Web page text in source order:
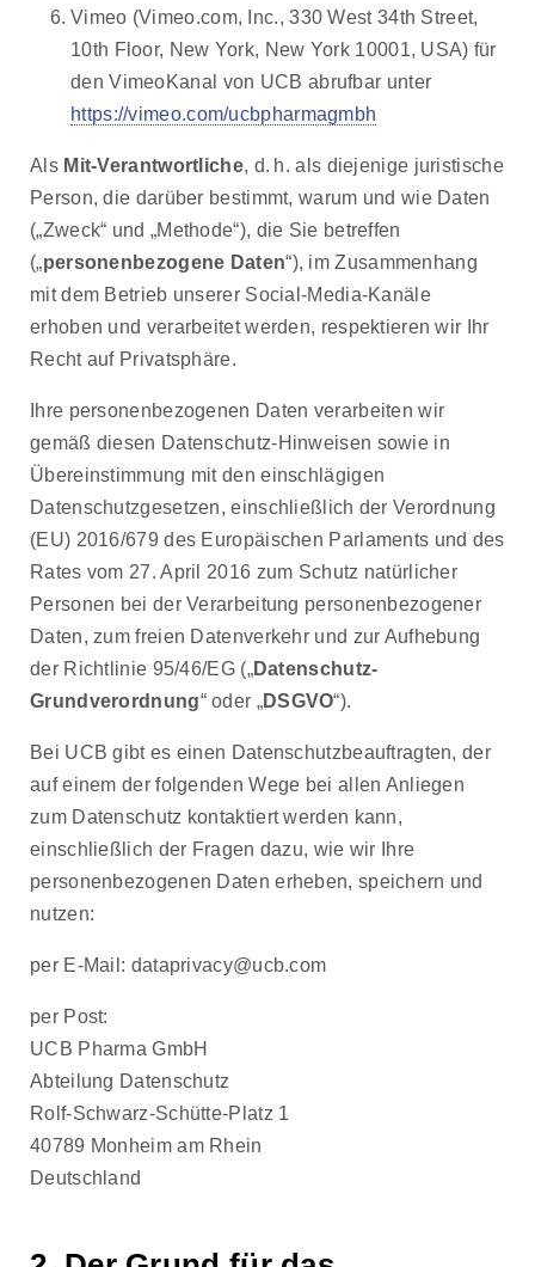
Vimeo (Vimeo.com, Inc., 330 West 34th Street,
10th Floor, New York, New York 10001, USA) für
den VimeoKanal von UCB abrufbar unter
https://vimeo.com/ucbpharmagmbh
Als Mit-Verantwortliche, d. h. als diejenige juristische
Person, die darüber bestimmt, warum und wie Daten
(„Zweck“ und „Methode“), die Sie betreffen
(„personenbezogene Daten“), im Zusammenhang
mit dem Betrieb unserer Social-Media-Kanäle
erhoben und verarbeitet werden, respektieren wir Ihr
Recht auf Privatsphäre.
Ihre personenbezogenen Daten verarbeiten wir
gemäß diesen Datenschutz-Hinweisen sowie in
Übereinstimmung mit den einschlägigen
Datenschutzgesetzen, einschließlich der Verordnung
(EU) 2016/679 des Europäischen Parlaments und des
Rates vom 27. April 2016 zum Schutz natürlicher
Personen bei der Verarbeitung personenbezogener
Daten, zum freien Datenverkehr und zur Aufhebung
der Richtlinie 95/46/EG („Datenschutz-
Grundverordnung“ oder „DSGVO“).
Bei UCB gibt es einen Datenschutzbeauftragten, der
auf einem der folgenden Wege bei allen Anliegen
zum Datenschutz kontaktiert werden kann,
einschließlich der Fragen dazu, wie wir Ihre
personenbezogenen Daten erheben, speichern und
nutzen:
per E-Mail: dataprivacy@ucb.com
per Post:
UCB Pharma GmbH
Abteilung Datenschutz
Rolf-Schwarz-Schütte-Platz 1
40789 Monheim am Rhein
Deutschland